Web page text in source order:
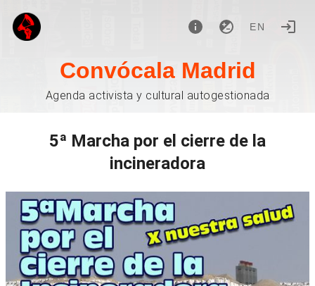
EN
Convócala Madrid
Agenda activista y cultural autogestionada
5ª Marcha por el cierre de la
incineradora